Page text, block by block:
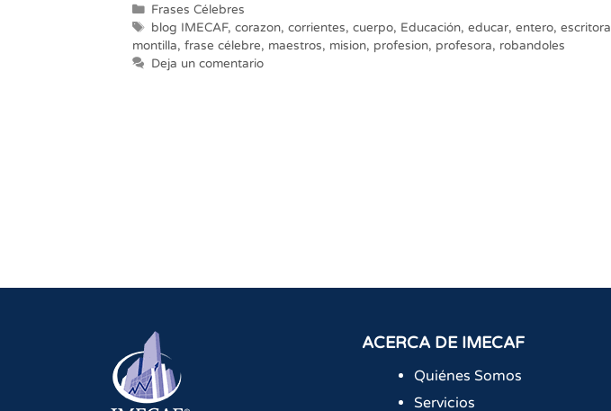
Categorías
Frases Célebres
Etiquetas
blog IMECAF,corazon,corrientes,cuerpo, Educación,educar,entero,escritora
montilla, frase célebre, maestros, mision, profesion, profesora, robandoles
Deja un comentario
ACERCA DE IMECAF
Quiénes Somos
Servicios